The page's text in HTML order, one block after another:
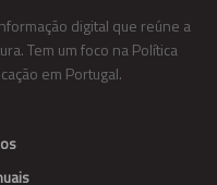
digital que reúne a
Tem um foco na Política
em Portugal.